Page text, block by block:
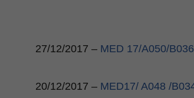
27/12/2017 – MED 17/A050/
20/12/2017 – MED17/ A048 /